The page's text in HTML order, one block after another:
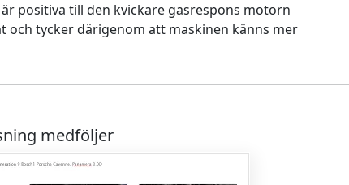
positiva till den kvickare gasrespons motorn
och tycker därigenom att maskinen känns mer
medföljer